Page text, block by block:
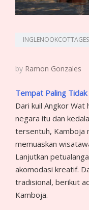
INGLENOOKCOTTAGES
by Ramon Gonzales
Tempat Paling
Dari kuil Angkor Wat
negara itu dan
tersentuh, Kamboja
memuaskan
Lanjutkan
akomodasi kreatif.
tradisional, berikut
Kamboja.